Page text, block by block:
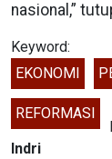
nasional,”
Keyword:
EKONOMI
REFORMASI
Indri